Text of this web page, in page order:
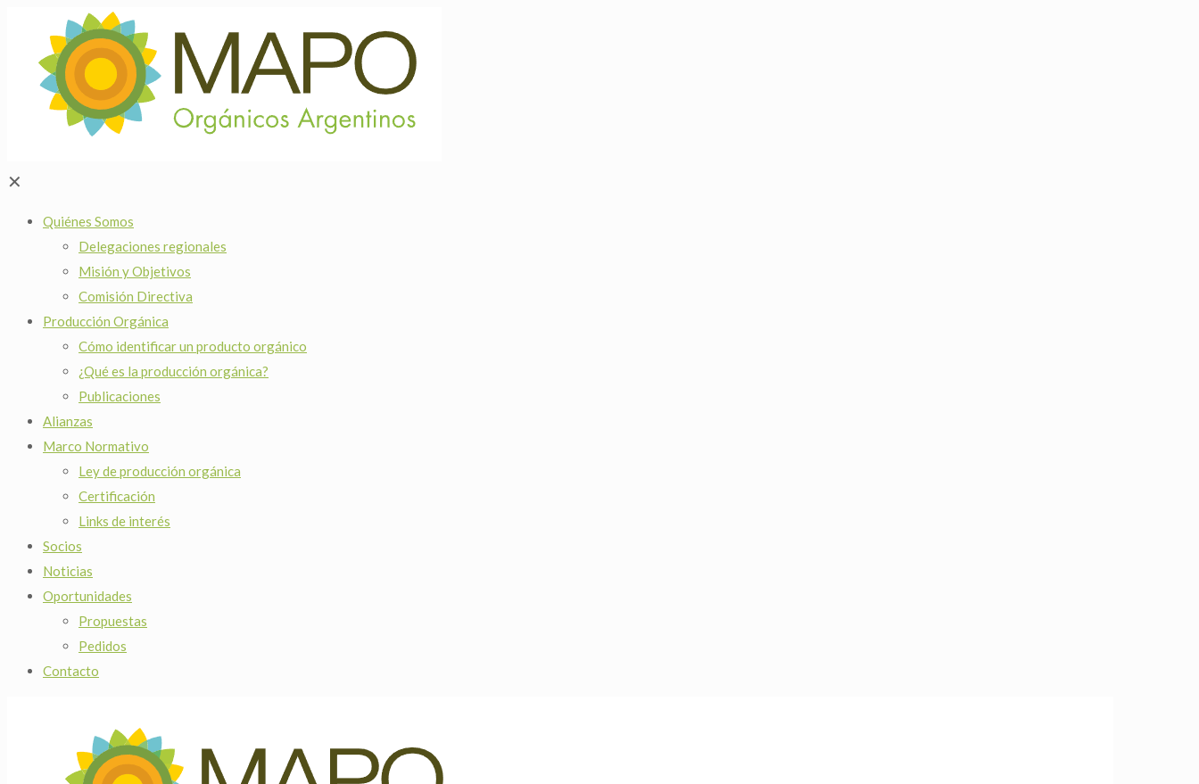
✕
Quiénes Somos
Delegaciones regionales
Misión y Objetivos
Comisión Directiva
Producción Orgánica
Cómo identificar un producto orgánico
¿Qué es la producción orgánica?
Publicaciones
Alianzas
Marco Normativo
Ley de producción orgánica
Certificación
Links de interés
Socios
Noticias
Oportunidades
Propuestas
Pedidos
Contacto